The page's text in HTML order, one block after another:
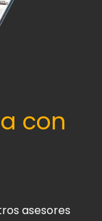
con
asesores